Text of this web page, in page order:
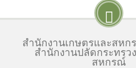
สำนักงานเกษตรและสห
สำนักงานปลัดกระทรว
สหกรณ์